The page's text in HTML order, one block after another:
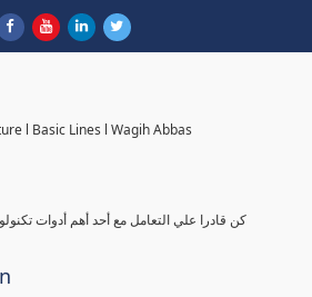
l Basic Lines l Wagih Abbas
كن قادرا علي التعامل مع أحد أهم أدوات